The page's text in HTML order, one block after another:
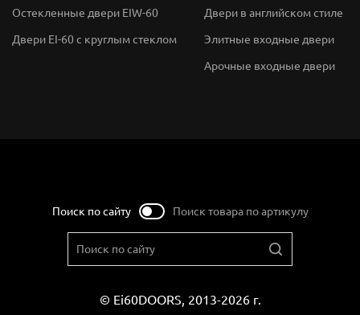
Остекленные двери EIW-60
Двери EI-60 с круглым стеклом
Двери в английском стиле
Элитные входные двери
Арочные входные двери
Поиск по сайту Поиск товара по артикулу
© Ei60DOORS, 2013-2026 г.